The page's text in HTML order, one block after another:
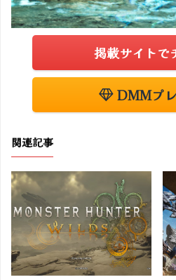
掲載サイトで
DMMプ
関連記事